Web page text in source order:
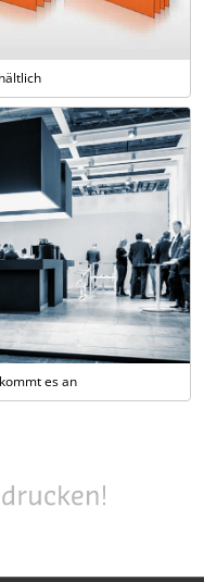
es an